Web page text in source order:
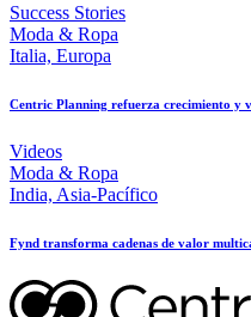
Success Stories
Moda & Ropa
Italia, Europa
Centric Planning refuerza crecimiento y
Videos
Moda & Ropa
India, Asia-Pacífico
Fynd transforma cadenas de valor